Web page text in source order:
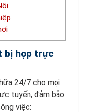
bị họp trực
24/7 cho mọi
tuyến, đảm bảo
việc: